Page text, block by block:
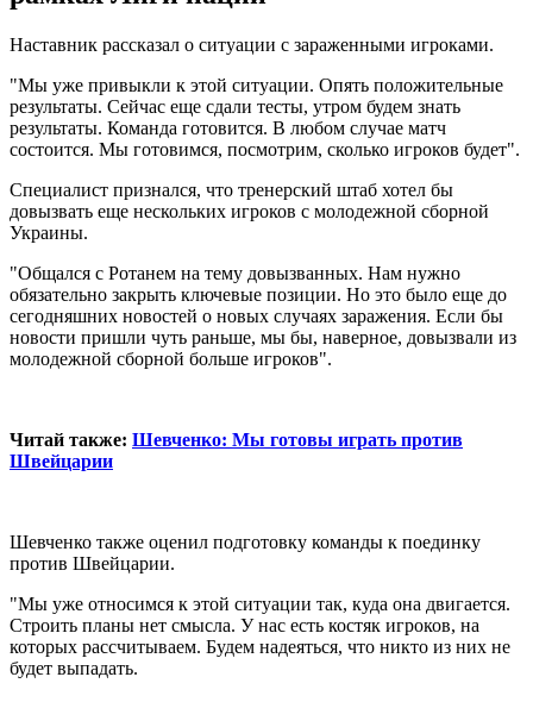
Наставник рассказал о ситуации с зараженными игроками.
"Мы уже привыкли к этой ситуации. Опять положительные
результаты. Сейчас еще сдали тесты, утром будем знать
результаты. Команда готовится. В любом случае матч
состоится. Мы готовимся, посмотрим, сколько игроков будет".
Специалист признался, что тренерский штаб хотел бы
довызвать еще нескольких игроков с молодежной сборной
Украины.
"Общался с Ротанем на тему довызванных. Нам нужно
обязательно закрыть ключевые позиции. Но это было еще до
сегодняшних новостей о новых случаях заражения. Если бы
новости пришли чуть раньше, мы бы, наверное, довызвали из
молодежной сборной больше игроков".
Читай также: Шевченко: Мы готовы играть против
Швейцарии
Шевченко также оценил подготовку команды к поединку
против Швейцарии.
"Мы уже относимся к этой ситуации так, куда она двигается.
Строить планы нет смысла. У нас есть костяк игроков, на
которых рассчитываем. Будем надеяться, что никто из них не
будет выпадать.